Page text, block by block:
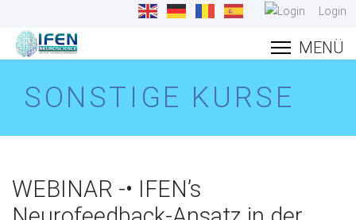
Login
SONSTIGE KURSE
WEBINAR -• IFEN’s